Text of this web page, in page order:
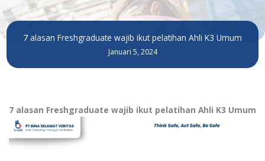
7 alasan Freshgraduate wajib ikut pelatihan Ahli K3 Umum
Januari 5, 2024
7 alasan Freshgraduate wajib ikut pelatihan Ahli K3 Umum